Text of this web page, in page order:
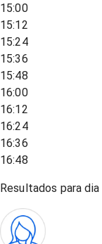
15:00
15:12
15:24
15:36
15:48
16:00
16:12
16:24
16:36
16:48
Resultados para dia